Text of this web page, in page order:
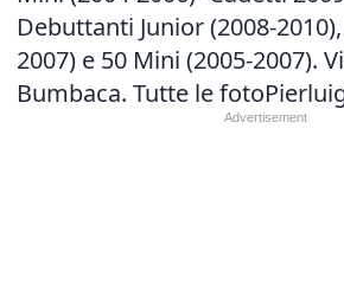
Debuttanti Junior (2008-
2007) e 50 Mini (2005-2007).
Bumbaca. Tutte le foto